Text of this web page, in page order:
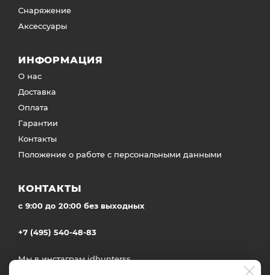
Снаряжение
Аксессуары
ИНФОРМАЦИЯ
О нас
Доставка
Оплата
Гарантии
Контакты
Положение о работе с персональными данными
КОНТАКТЫ
c 9:00 до 20:00 без выходных
+7 (495) 540-48-83
Мы в инстаграмidhunterss